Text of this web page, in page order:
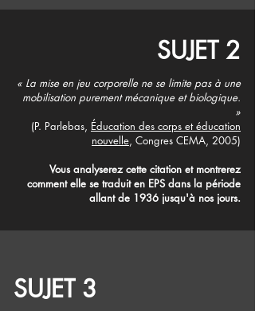
SUJET 2
« La mise en jeu corporelle ne se limite pas à une
mobilisation purement mécanique et biologique.
»
(P. Parlebas, Éducation des corps et éducation
nouvelle, Congres CEMA, 2005)
Vous analyserez cette citation et montrerez
comment elle se traduit en EPS dans la période
allant de 1936 jusqu'à nos jours.
SUJET 3